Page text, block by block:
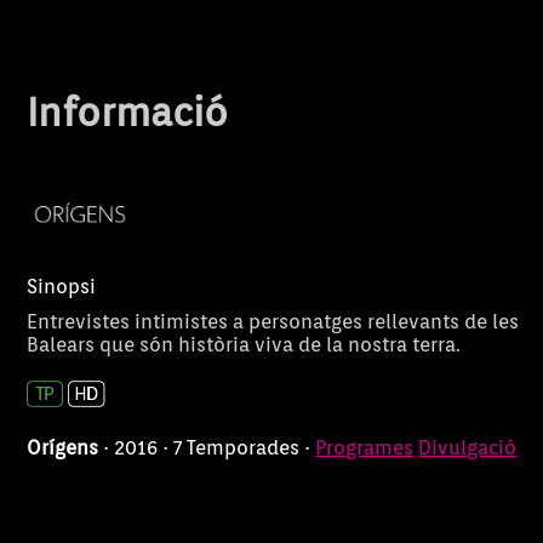
Informació
Sinopsi
Entrevistes intimistes a personatges rellevants de les
Balears que són història viva de la nostra terra.
Orígens · 2016 · 7 Temporades · Programes Divulgació